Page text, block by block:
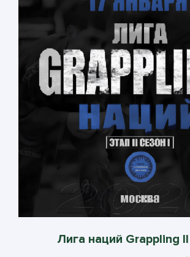
Лига наций Grappling